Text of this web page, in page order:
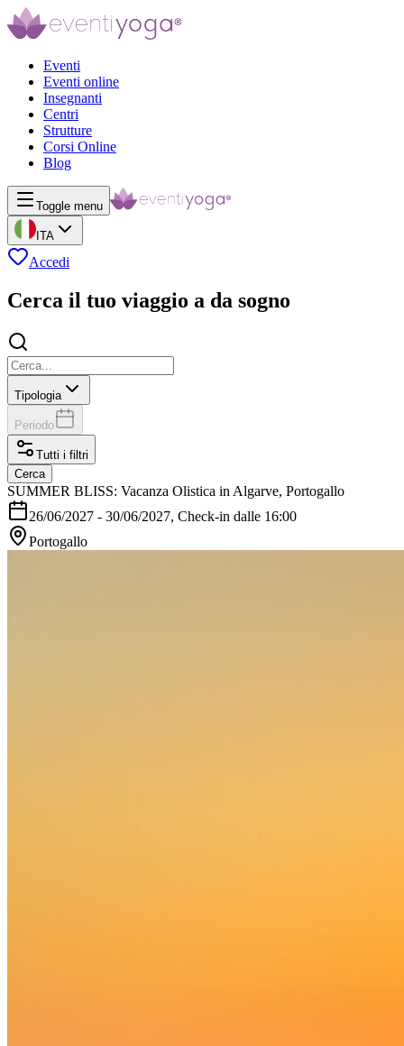
Eventi
Eventi online
Insegnanti
Centri
Strutture
Corsi Online
Blog
Toggle menu
ITA
Accedi
Cerca il tuo viaggio a da sogno
Tipologia
Periodo
Tutti i filtri
Cerca
SUMMER BLISS: Vacanza Olistica in Algarve, Portogallo
26/06/2027 - 30/06/2027, Check-in dalle 16:00
Portogallo